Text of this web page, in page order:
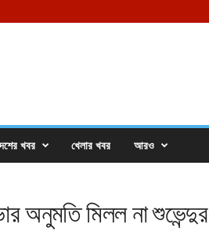
খবর খেলার খবর আরও
মিলল না শুভেন্দুর